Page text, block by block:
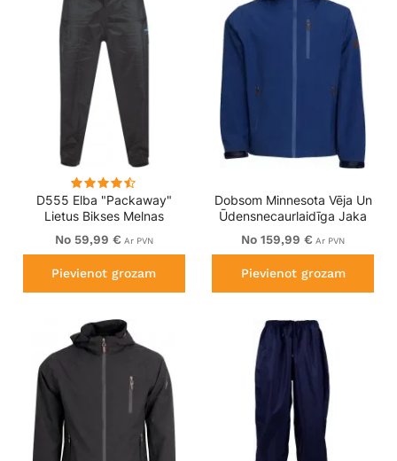
D555 Elba "Packaway"
Lietus Bikses Melnas
No 59,99 € Ar PVN
Pievienot grozam
Dobsom Minnesota Vēja Un
Ūdensnecaurlaidīga Jaka
Zila
No 159,99 € Ar PVN
Pievienot grozam